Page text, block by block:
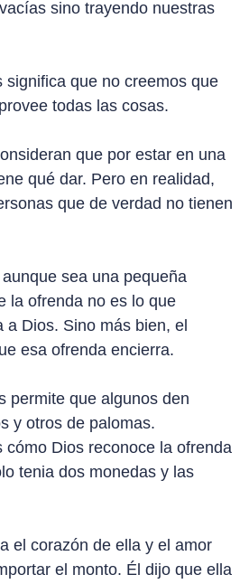
sino trayendo nuestras
significa que no creemos que
todas las cosas.
que por estar en una
qué dar. Pero en realidad,
que de verdad no tienen
sea una pequeña
la ofrenda no es lo que
a Dios. Sino más bien, el
esa ofrenda encierra.
permite que algunos den
y otros de palomas.
cómo Dios reconoce la ofrenda
tenia dos monedas y las
el corazón de ella y el amor
el monto. Él dijo que ella